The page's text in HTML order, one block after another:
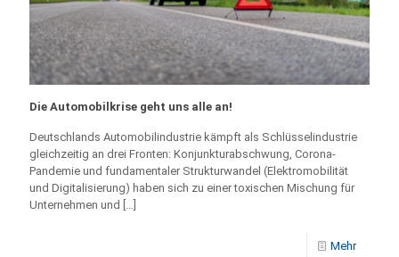
Die Automobilkrise geht uns alle an!
Deutschlands Automobilindustrie kämpft als Schlüsselindustrie
gleichzeitig an drei Fronten: Konjunkturabschwung, Corona-
Pandemie und fundamentaler Strukturwandel (Elektromobilität
und Digitalisierung) haben sich zu einer toxischen Mischung für
Unternehmen und […]
Mehr